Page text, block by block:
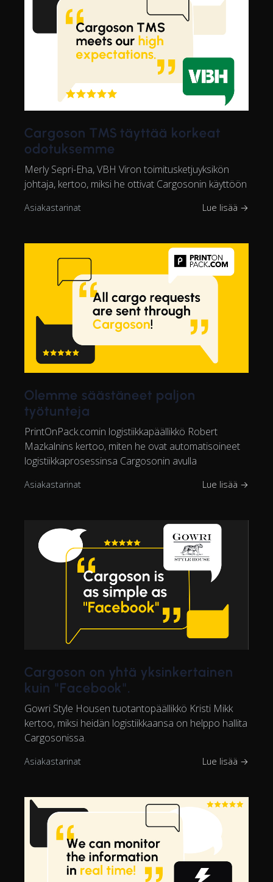
Cargoson TMS täyttää korkeat
odotuksemme
Merly Sepri-Eha, VBH Viron toimitusketjuyksikön
johtaja, kertoo, miksi he ottivat Cargosonin käyttöön
Asiakastarinat Lue lisää →
Olemme säästäneet paljon
työtunteja
PrintOnPack.comin logistiikkapäällikkö Robert
Mazkalnins kertoo, miten he ovat automatisoineet
logistiikkaprosessinsa Cargosonin avulla
Asiakastarinat Lue lisää →
Cargoson on yhtä yksinkertainen
kuin "Facebook".
Gowri Style Housen tuotantopäällikkö Kristi Mikk
kertoo, miksi heidän logistiikkaansa on helppo hallita
Cargosonissa.
Asiakastarinat Lue lisää →